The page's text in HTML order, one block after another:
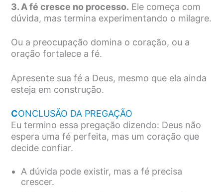
3. A fé cresce no processo. Ele começa com
dúvida, mas termina experimentando o milagre.
Ou a preocupação domina o coração, ou a
oração fortalece a fé.
Apresente sua fé a Deus, mesmo que ela ainda
esteja em construção.
CONCLUSÃO DA PREGAÇÃO
Eu termino essa pregação dizendo: Deus não
espera uma fé perfeita, mas um coração que
decide confiar.
A dúvida pode existir, mas a fé precisa
crescer.